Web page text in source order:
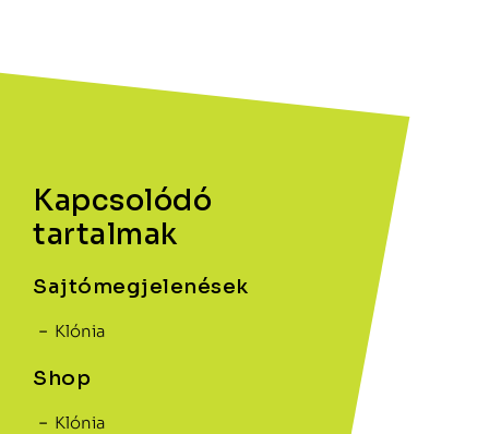
Kapcsolódó
tartalmak
Sajtómegjelenések
Klónia
Shop
Klónia